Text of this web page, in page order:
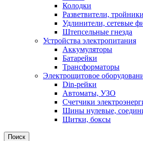
Колодки
Разветвители, тройники
Удлинители, сетевые
Штепсельные гнезда
Устройства электропитания
Аккумуляторы
Батарейки
Трансформаторы
Электрощитовое
Din-рейки
Автоматы, УЗО
Счетчики
Шины нулевые,
Щитки, боксы
Поиск